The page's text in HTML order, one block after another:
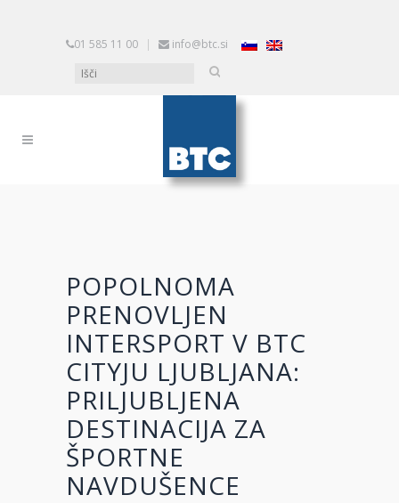
01 585 11 00 | info@btc.si
POPOLNOMA
PRENOVLJEN
INTERSPORT V BTC
CITYJU LJUBLJANA:
PRILJUBLJENA
DESTINACIJA ZA
ŠPORTNE
NAVDUŠENCE